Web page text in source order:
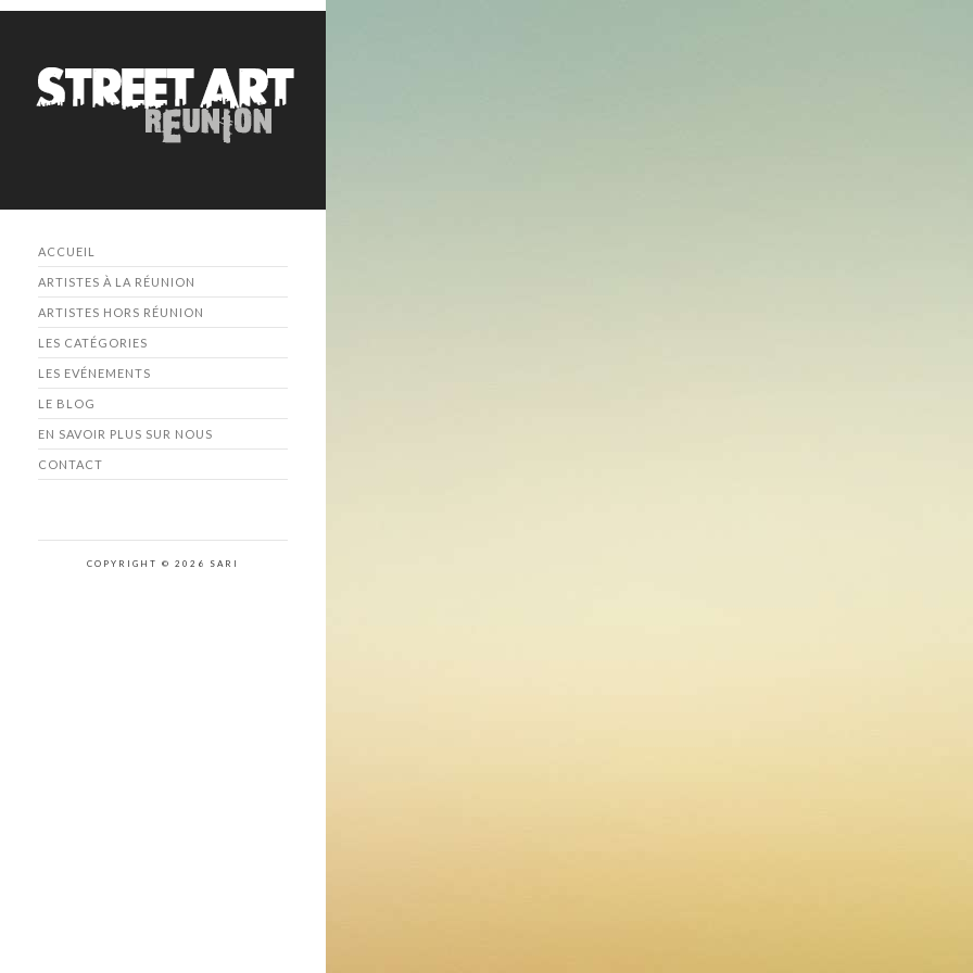
ACCUEIL
ARTISTES À LA RÉUNION
ARTISTES HORS RÉUNION
LES CATÉGORIES
LES EVÉNEMENTS
LE BLOG
EN SAVOIR PLUS SUR NOUS
CONTACT
COPYRIGHT © 2026 SARI